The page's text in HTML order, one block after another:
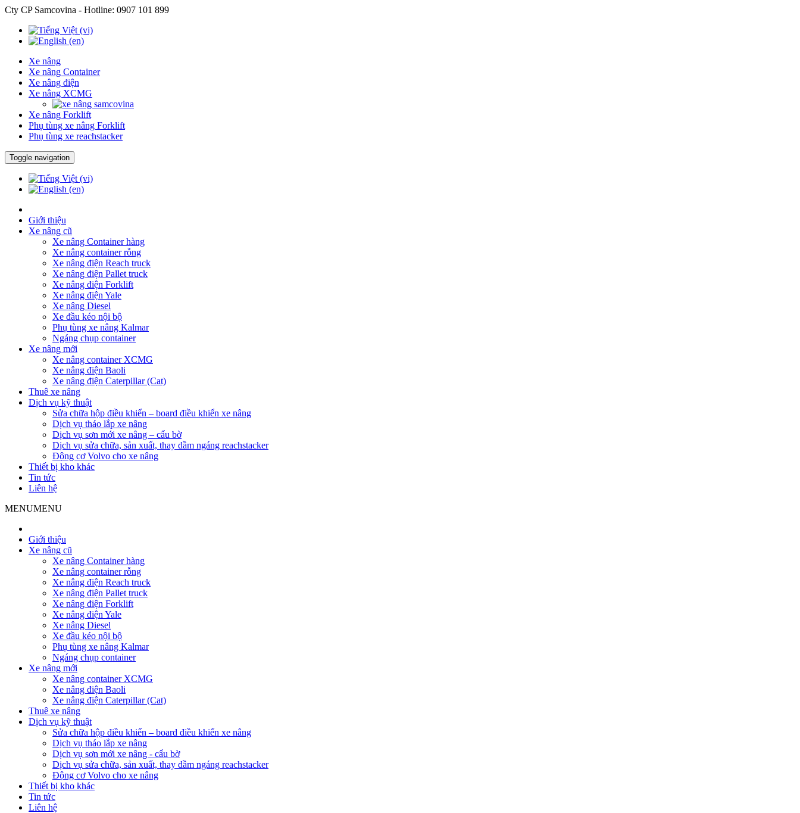
Cty CP Samcovina - Hotline: 0907 101 899
Xe nâng
Xe nâng Container
Xe nâng điện
Xe nâng XCMG
Xe nâng Forklift
Phụ tùng xe nâng Forklift
Phụ tùng xe reachstacker
Toggle navigation
Giới thiệu
Xe nâng cũ
Xe nâng Container hàng
Xe nâng container rỗng
Xe nâng điện Reach truck
Xe nâng điện Pallet truck
Xe nâng điện Forklift
Xe nâng điện Yale
Xe nâng Diesel
Xe đầu kéo nội bộ
Phụ tùng xe nâng Kalmar
Ngáng chụp container
Xe nâng mới
Xe nâng container XCMG
Xe nâng điện Baoli
Xe nâng điện Caterpillar (Cat)
Thuê xe nâng
Dịch vụ kỹ thuật
Sửa chữa hộp điều khiển – board điều khiển xe nâng
Dịch vụ tháo lắp xe nâng
Dịch vụ sơn mới xe nâng – cẩu bờ
Dịch vụ sửa chữa, sản xuất, thay dầm ngáng reachstacker
Động cơ Volvo cho xe nâng
Thiết bị kho khác
Tin tức
Liên hệ
MENUMENU
Giới thiệu
Xe nâng cũ
Xe nâng Container hàng
Xe nâng container rỗng
Xe nâng điện Reach truck
Xe nâng điện Pallet truck
Xe nâng điện Forklift
Xe nâng điện Yale
Xe nâng Diesel
Xe đầu kéo nội bộ
Phụ tùng xe nâng Kalmar
Ngáng chụp container
Xe nâng mới
Xe nâng container XCMG
Xe nâng điện Baoli
Xe nâng điện Caterpillar (Cat)
Thuê xe nâng
Dịch vụ kỹ thuật
Sửa chữa hộp điều khiển – board điều khiển xe nâng
Dịch vụ tháo lắp xe nâng
Dịch vụ sơn mới xe nâng - cẩu bờ
Dịch vụ sửa chữa, sản xuất, thay dầm ngáng reachstacker
Động cơ Volvo cho xe nâng
Thiết bị kho khác
Tin tức
Liên hệ